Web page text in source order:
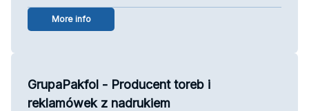
More info
GrupaPakfol - Producent toreb i
reklamówek z nadrukiem